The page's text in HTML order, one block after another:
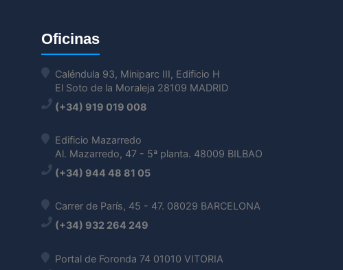
Oficinas
Caléndula 93, Miniparc III, Edificio H
El Soto de la Moraleja 28109 MADRID
(+34) 919 019 008
Edificio Mazarredo
Al. Mazarredo, 47 - 5ª planta. 48009 BILBAO
(+34) 944 48 81 05
Carrer de París, 45 - 47. 08029 BARCELONA
(+34) 932 264 249
Portal de Foronda 74 01010 VITORIA